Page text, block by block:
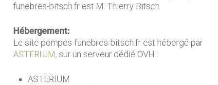
funebres-bitsch.fr est M. Thierry Bitsch
Hébergement:
Le site pompes-funebres-bitsch.fr est hébergé par
ASTERIUM, sur un serveur dédié OVH :
ASTERIUM